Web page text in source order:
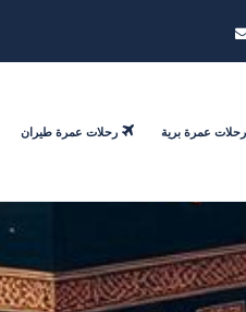
رحلات عمرة برية رحلات عمرة طيران